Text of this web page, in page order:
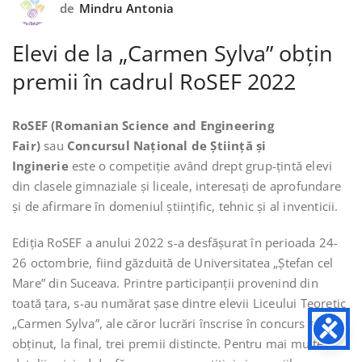
de Mindru Antonia
Elevi de la „Carmen Sylva” obțin
premii în cadrul RoSEF 2022
RoSEF (Romanian Science and Engineering
Fair) sau Concursul Național de Știință și
Inginerie este o competiție având drept grup-țintă elevi
din clasele gimnaziale și liceale, interesați de aprofundare
și de afirmare în domeniul științific, tehnic și al inventicii.
Ediția RoSEF a anului 2022 s-a desfășurat în perioada 24-
26 octombrie, fiind găzduită de Universitatea „Ștefan cel
Mare” din Suceava. Printre participanții provenind din
toată țara, s-au numărat șase dintre elevii Liceului Teoretic
„Carmen Sylva”, ale căror lucrări înscrise în concurs au
obținut, la final, trei premii distincte. Pentru mai multe